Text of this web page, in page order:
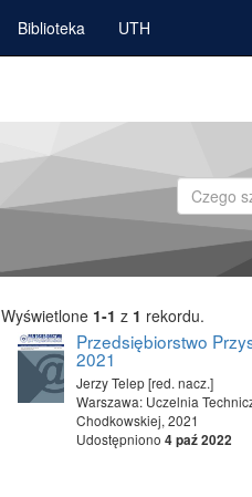
Biblioteka UTH
Szukaj
Wyświetlone 1-1 z 1 rekordu.
Przedsiębiorstwo
2021
Jerzy Telep [red. nacz.]
Warszawa: Uczelnia
Chodkowskiej, 2021
Udostępniono 4 paź 2022